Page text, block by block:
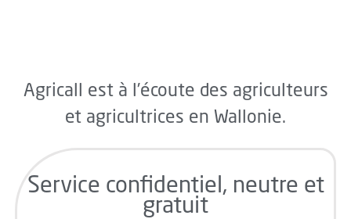
Agricall est à l’écoute des agriculteurs
et agricultrices en Wallonie.
Service confidentiel, neutre et
gratuit